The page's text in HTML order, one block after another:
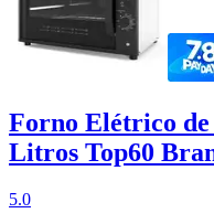
Forno Elétrico
Litros Top60
5.0